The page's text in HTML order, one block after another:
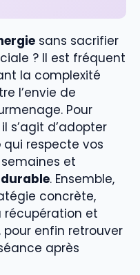
sans sacrifier
? Il est fréquent
la complexité
l’envie de
Pour
s’agit d’adopter
qui respecte vos
et
. Ensemble,
concrète,
récupération et
pour enfin retrouver
après